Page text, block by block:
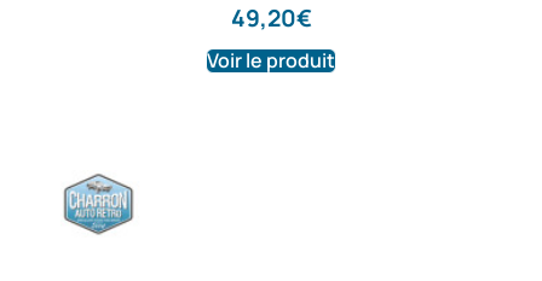
49,20€
Voir le produit